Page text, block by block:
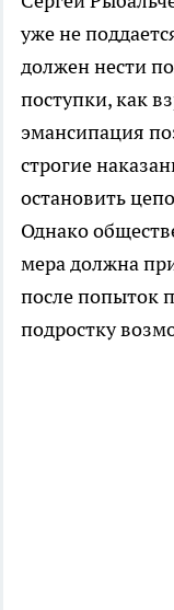
уже не
должен нести
поступки, как
эмансипация
строгие
остановить
Однако
мера должна
после попыток
подростку